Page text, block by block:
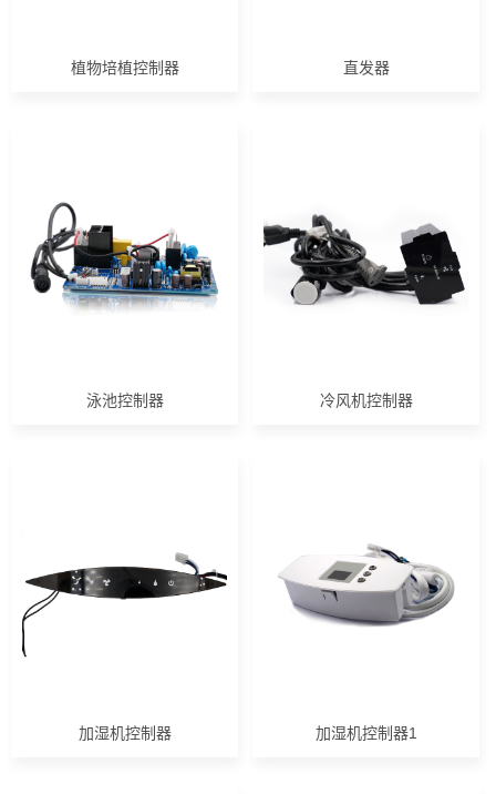
植物培植控制器 直发器
泳池控制器 冷风机控制器
加湿机控制器 加湿机控制器1